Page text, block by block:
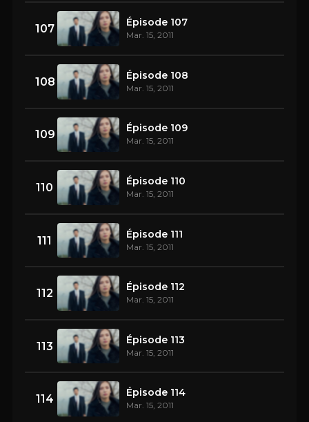
107 Épisode 107
Mar. 15, 2011
108 Épisode 108
Mar. 15, 2011
109 Épisode 109
Mar. 15, 2011
110 Épisode 110
Mar. 15, 2011
111 Épisode 111
Mar. 15, 2011
112 Épisode 112
Mar. 15, 2011
113 Épisode 113
Mar. 15, 2011
114 Épisode 114
Mar. 15, 2011